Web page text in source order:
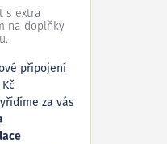
s extra
na doplňky
připojení
za vás